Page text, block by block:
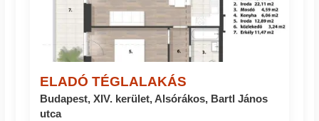
ELADÓ TÉGLALAKÁS
Budapest, XIV. kerület, Alsórákos, Bartl János
utca